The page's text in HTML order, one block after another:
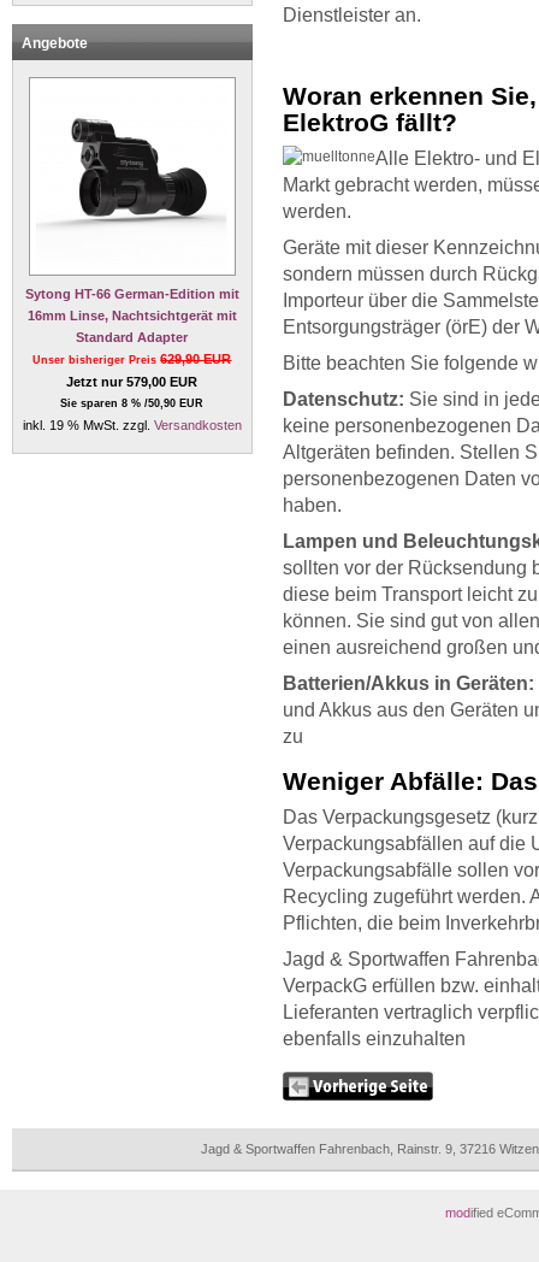
Angebote
Sytong HT-66 German-Edition mit
16mm Linse, Nachtsichtgerät mit
Standard Adapter
Unser bisheriger Preis629,90 EUR
Jetzt nur 579,00 EUR
Sie sparen 8 % /50,90 EUR
inkl. 19 % MwSt. zzgl. Versandkosten
Dienstleister an.
Woran erkennen
ElektroG fällt?
Alle Elektro- und
Markt gebracht werden,
werden.
Geräte mit dieser
sondern müssen durch
Importeur über die
Entsorgungsträger (örE) der
Bitte beachten Sie folgende
Datenschutz: Sie sind in
keine personenbezogenen
Altgeräten befinden. Stellen
personenbezogenen Daten
haben.
Lampen und
sollten vor der Rücksendung
diese beim Transport leicht
können. Sie sind gut von
einen ausreichend großen
Batterien/Akkus in Geräten:
und Akkus aus den Geräten
zu
Weniger Abfälle:
Das Verpackungsgesetz
Verpackungsabfällen auf die
Verpackungsabfälle sollen
Recycling zugeführt werden.
Pflichten, die beim
Jagd & Sportwaffen
VerpackG erfüllen bzw.
Lieferanten vertraglich
ebenfalls einzuhalten
Jagd & Sportwaffen Fahrenbach, Rainstr. 9, 37216
modified